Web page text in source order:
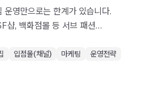
운영만으로는 한계가 있습니다.
샵, 백화점몰 등 서브 패션
전략을 실제 사례 기반으로
입점몰(채널) 마케팅 운영전략